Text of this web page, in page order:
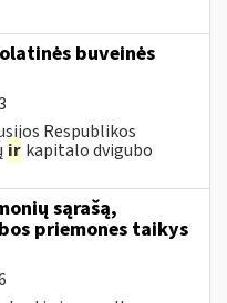
buveinės
Respublikos
ir kapitalo dvigubo
sąrašą,
priemones taikys